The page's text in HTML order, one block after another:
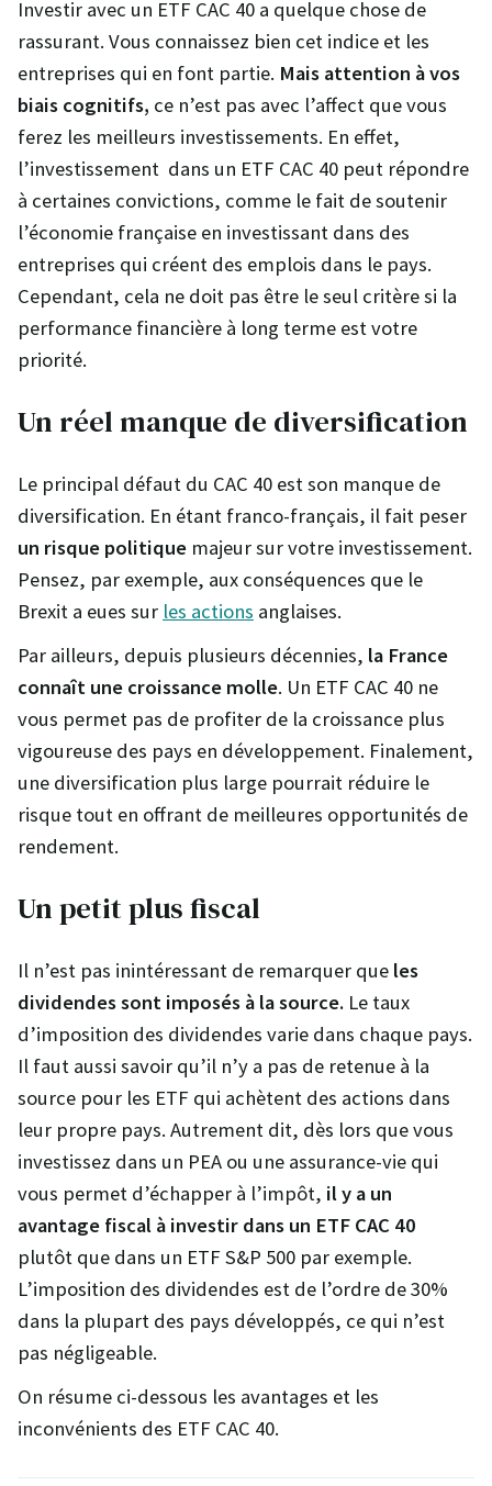
Investir avec un ETF CAC 40 a quelque chose de
rassurant. Vous connaissez bien cet indice et les
entreprises qui en font partie. Mais attention à vos
biais cognitifs, ce n’est pas avec l’affect que vous
ferez les meilleurs investissements. En effet,
l’investissement dans un ETF CAC 40 peut répondre
à certaines convictions, comme le fait de soutenir
l’économie française en investissant dans des
entreprises qui créent des emplois dans le pays.
Cependant, cela ne doit pas être le seul critère si la
performance financière à long terme est votre
priorité.
Un réel manque de diversification
Le principal défaut du CAC 40 est son manque de
diversification. En étant franco-français, il fait peser
un risque politique majeur sur votre investissement.
Pensez, par exemple, aux conséquences que le
Brexit a eues sur les actions anglaises.
Par ailleurs, depuis plusieurs décennies, la France
connaît une croissance molle. Un ETF CAC 40 ne
vous permet pas de profiter de la croissance plus
vigoureuse des pays en développement. Finalement,
une diversification plus large pourrait réduire le
risque tout en offrant de meilleures opportunités de
rendement.
Un petit plus fiscal
Il n’est pas inintéressant de remarquer que les
dividendes sont imposés à la source. Le taux
d’imposition des dividendes varie dans chaque pays.
Il faut aussi savoir qu’il n’y a pas de retenue à la
source pour les ETF qui achètent des actions dans
leur propre pays. Autrement dit, dès lors que vous
investissez dans un PEA ou une assurance-vie qui
vous permet d’échapper à l’impôt, il y a un
avantage fiscal à investir dans un ETF CAC 40
plutôt que dans un ETF S&P 500 par exemple.
L’imposition des dividendes est de l’ordre de 30%
dans la plupart des pays développés, ce qui n’est
pas négligeable.
On résume ci-dessous les avantages et les
inconvénients des ETF CAC 40.